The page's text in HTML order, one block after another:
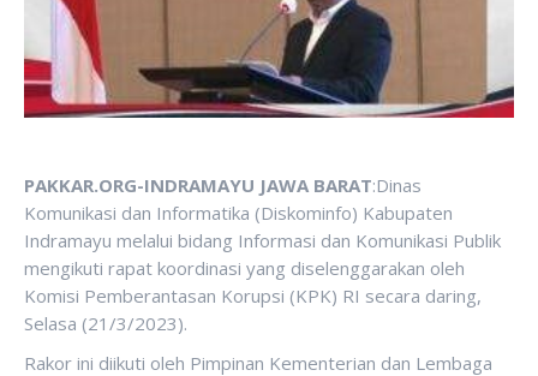
PAKKAR.ORG-INDRAMAYU JAWA BARAT:Dinas
Komunikasi dan Informatika (Diskominfo) Kabupaten
Indramayu melalui bidang Informasi dan Komunikasi Publik
mengikuti rapat koordinasi yang diselenggarakan oleh
Komisi Pemberantasan Korupsi (KPK) RI secara daring,
Selasa (21/3/2023).
Rakor ini diikuti oleh Pimpinan Kementerian dan Lembaga